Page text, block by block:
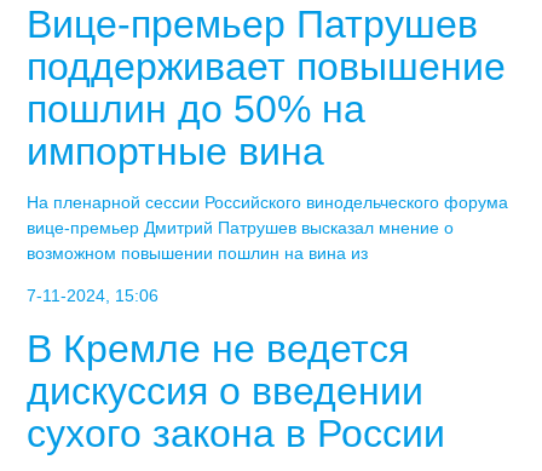
Вице-премьер Патрушев
поддерживает повышение
пошлин до 50% на
импортные вина
На пленарной сессии Российского винодельческого форума
вице-премьер Дмитрий Патрушев высказал мнение о
возможном повышении пошлин на вина из
7-11-2024, 15:06
В Кремле не ведется
дискуссия о введении
сухого закона в России